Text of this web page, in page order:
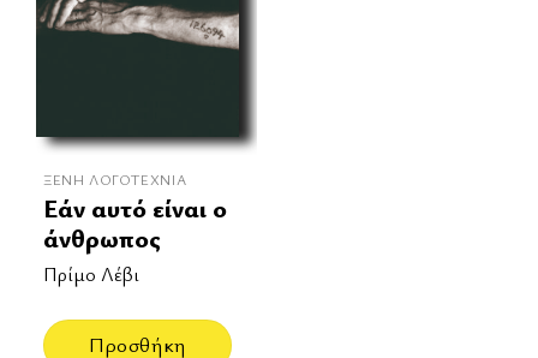
ΞΈΝΗ ΛΟΓΟΤΕΧΝΊΑ
Εάν αυτό είναι ο
άνθρωπος
Πρίμο Λέβι
Προσθήκη